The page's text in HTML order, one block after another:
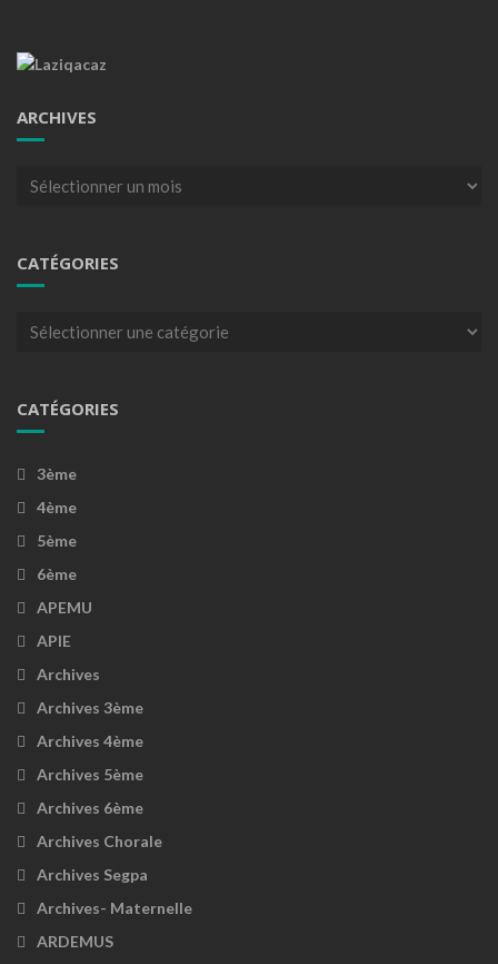
ARCHIVES
Archives
CATÉGORIES
Catégories
CATÉGORIES
3ème
4ème
5ème
6ème
APEMU
APIE
Archives
Archives 3ème
Archives 4ème
Archives 5ème
Archives 6ème
Archives Chorale
Archives Segpa
Archives- Maternelle
ARDEMUS